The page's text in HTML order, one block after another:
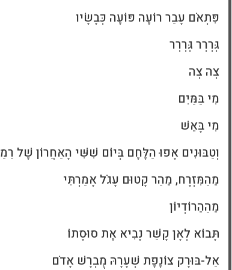
פִּתְאֹם עָבַר רוֹעֶה פּוֹעֶה כְּבָשָׂיו
גְּרְרְר גְּרְרְר
צְה צְה
מִי בַּמַּיִם
מִי בָּאֵשׁ
וְטַבּוּנִים אָפוּ הַלֶּחֶם בְּיוֹם שִׁשִּׁי הָאַחֲרוֹן שֶׁל
מֵהַמִּזְרָח, מֵהַר קָטוּם עָגֹל אָמַרְתִּי
מֵהַהֵרוֹדְיוֹן
תָּבוֹא לְאָן קָשַׁר נָבִיא אֶת סוּסָתוֹ
אַל-בּוּרָק צוֹנֶפֶת שְׁעָרָהּ מֻבְרָשׁ אָדֹם